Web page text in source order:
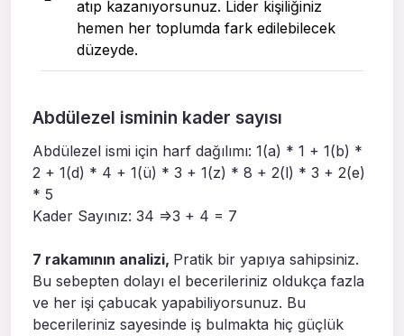
atıp kazanıyorsunuz. Lider kişiliğiniz
hemen her toplumda fark edilebilecek
düzeyde.
Abdülezel isminin kader sayısı
Abdülezel ismi için harf dağılımı: 1(a) * 1 + 1(b) *
2 + 1(d) * 4 + 1(ü) * 3 + 1(z) * 8 + 2(l) * 3 + 2(e)
* 5
Kader Sayınız: 34 =>3 + 4 = 7
7 rakamının analizi, Pratik bir yapıya sahipsiniz.
Bu sebepten dolayı el becerileriniz oldukça fazla
ve her işi çabucak yapabiliyorsunuz. Bu
becerileriniz sayesinde iş bulmakta hiç güçlük